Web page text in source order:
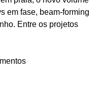
em fase, beam‑forming
Entre os projetos